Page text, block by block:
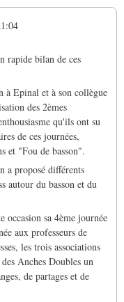
rapide bilan de ces
à Epinal et à son collègue
des 2èmes
qu'ils ont su
de ces journées,
et "Fou de basson".
a proposé différents
autour du basson et du
occasion sa 4ème journée
aux professeurs de
les trois associations
Anches Doubles un
de partages et de